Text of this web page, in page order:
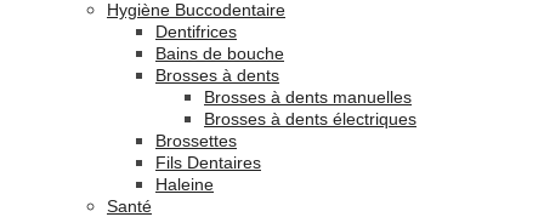
Hygiène Buccodentaire
Dentifrices
Bains de bouche
Brosses à dents
Brosses à dents manuelles
Brosses à dents électriques
Brossettes
Fils Dentaires
Haleine
Santé